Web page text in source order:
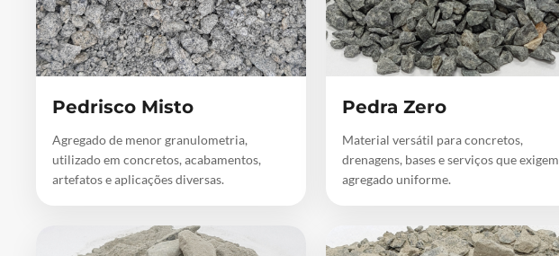
Pedrisco Misto
Agregado de menor granulometria,
utilizado em concretos, acabamentos,
artefatos e aplicações diversas.
Pedra Zero
Material versátil para concretos,
drenagens, bases e serviços que exigem
agregado uniforme.